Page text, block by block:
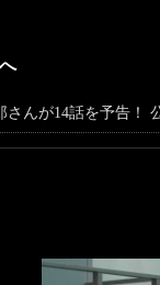
さんが14話を予告！